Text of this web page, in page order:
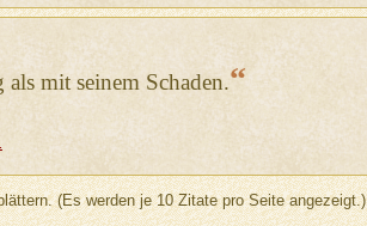
mit seinem Schaden.“
(Es werden je 10 Zitate pro Seite angezeigt.)